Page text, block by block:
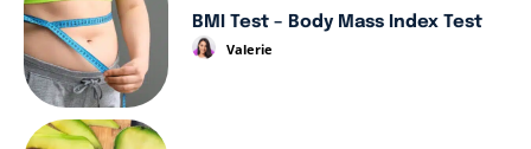
BMI Test – Body Mass Index Test
Valerie